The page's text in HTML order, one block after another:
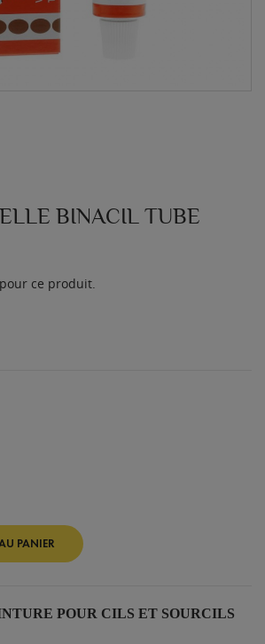
BINACIL TUBE
ce produit.
PANIER
POUR CILS ET SOURCILS